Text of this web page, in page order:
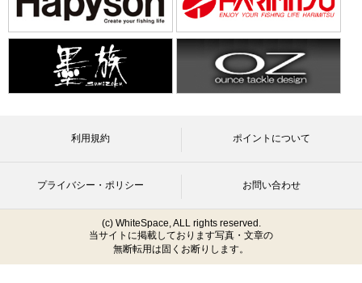
利用規約 ポイントについて
プライバシー・ポリシー お問い合わせ
(c) WhiteSpace, ALL rights reserved.
当サイトに掲載しております写真・文章の
無断転用は固くお断りします。